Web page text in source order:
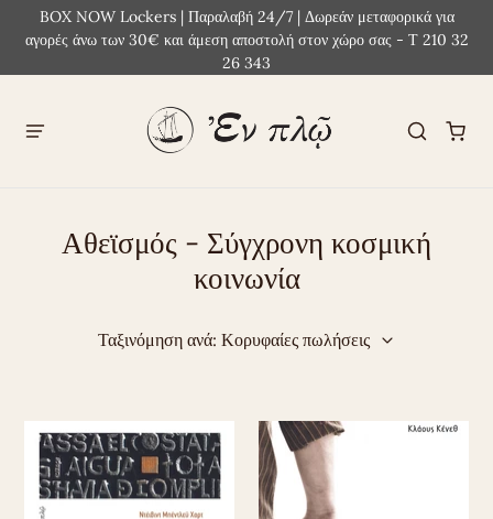
BOX NOW Lockers | Παραλαβή 24/7 | Δωρεάν μεταφορικά για
αγορές άνω των 30€ και άμεση αποστολή στον χώρο σας - Τ 210 32
26 343
Αθεϊσμός - Σύγχρονη κοσμική
κοινωνία
Ταξινόμηση ανά: Κορυφαίες πωλήσεις